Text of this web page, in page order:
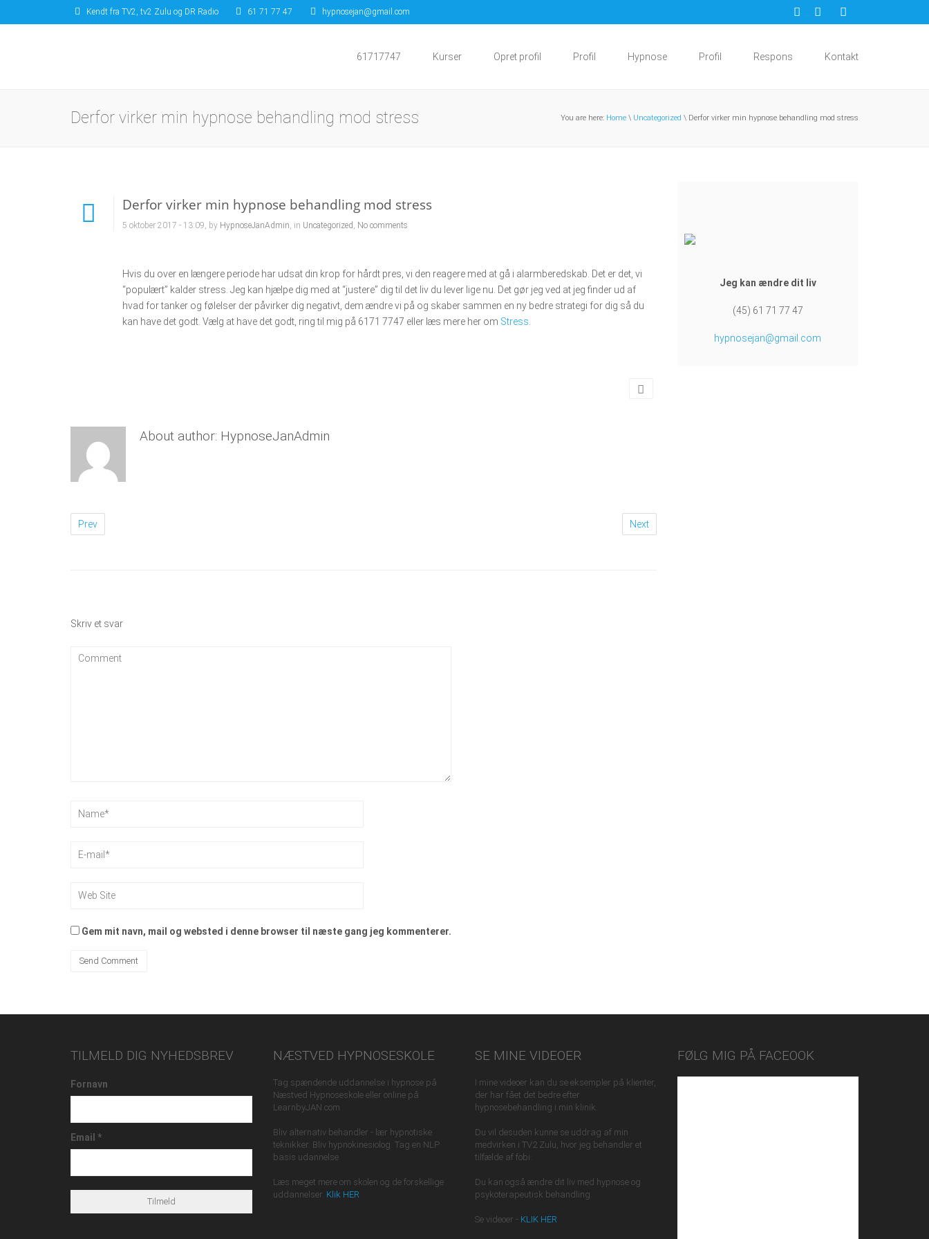
Kendt fra TV2, tv2 Zulu og DR Radio 61 71 77 47 hypnosejan@gmail.com
61717747 Kurser Opret profil Profil Hypnose Profil Respons Kontakt
Derfor virker min hypnose behandling mod stress You are here: Home \ Uncategorized \ Derfor virker min hypnose behandling mod stress
Derfor virker min hypnose behandling mod stress
5 oktober 2017 - 13:09, by HypnoseJanAdmin, in Uncategorized , No comments
Hvis du over en længere periode har udsat din krop for hårdt pres, vi den reagere med at gå i alarmberedskab. Det er det, vi
“populært” kalder stress. Jeg kan hjælpe dig med at “justere” dig til det liv du lever lige nu. Det gør jeg ved at jeg finder ud af
hvad for tanker og følelser der påvirker dig negativt, dem ændre vi på og skaber sammen en ny bedre strategi for dig så du
kan have det godt. Vælg at have det godt, ring til mig på 6171 7747 eller læs mere her om Stress
About author: HypnoseJanAdmin
Prev Next
Skriv et svar
Gem mit navn, mail og websted i denne browser til næste gang jeg kommenterer.
Jeg kan ændre dit liv
(45) 61 71 77 47
hypnosejan@gmail.com
TILMELD DIG NYHEDSBREV
Fornavn
Email *
NÆSTVED HYPNOSESKOLE
Tag spændende uddannelse i hypnose på
Næstved Hypnoseskole eller online på
LearnbyJAN.com
Bliv alternativ behandler - lær hypnotiske
teknikker. Bliv hypnokinesiolog. Tag en NLP
basis udannelse
Læs meget mere om skolen og de forskellige
uddannelser. Klik HER
SE MINE VIDEOER
I mine videoer kan du se eksempler på klienter,
der har fået det bedre efter
hypnosebehandling i min klinik.
Du vil desuden kunne se uddrag af min
medvirken i TV2 Zulu, hvor jeg behandler et
tilfælde af fobi.
Du kan også ændre dit liv med hypnose og
psykoterapeutisk behandling.
Se videoer - KLIK HER
FØLG MIG PÅ FACEOOK